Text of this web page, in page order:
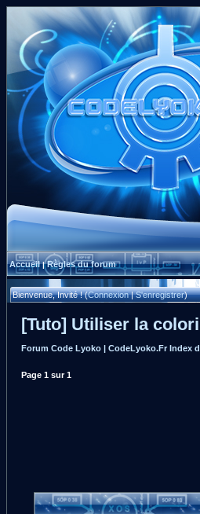
Accueil|Règles du forum
Bienvenue, Invité ! (Connexion|S'enregistrer)
[Tuto] Utiliser la
Forum Code Lyoko | CodeLyoko.Fr Index
Page 1sur1